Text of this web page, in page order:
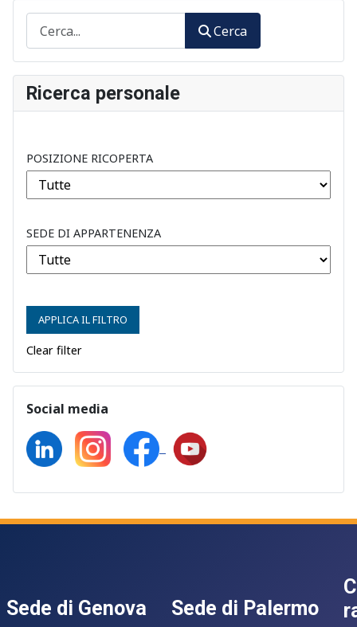
Cerca
Ricerca personale
POSIZIONE RICOPERTA
SEDE DI APPARTENENZA
APPLICA IL FILTRO
Clear filter
Social media
Sede di Genova Sede di Palermo